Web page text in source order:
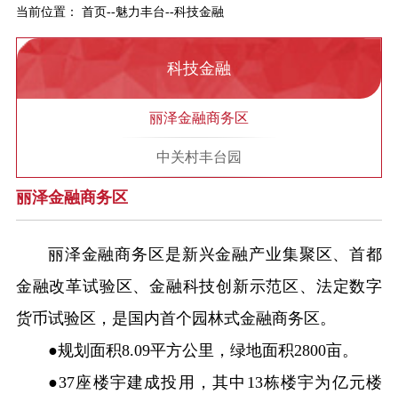
当前位置： 首页--魅力丰台--科技金融
科技金融
丽泽金融商务区
中关村丰台园
丽泽金融商务区
丽泽金融商务区是新兴金融产业集聚区、首都
金融改革试验区、金融科技创新示范区、法定数字
货币试验区，是国内首个园林式金融商务区。
●规划面积8.09平方公里，绿地面积2800亩。
●37座楼宇建成投用，其中13栋楼宇为亿元楼